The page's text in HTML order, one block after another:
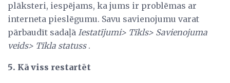
plāksteri, iespējams, ka jums ir problēmas ar
interneta pieslēgumu. Savu savienojumu varat
pārbaudīt sadaļā Iestatījumi> Tīkls> Savienojuma
veids> Tīkla statuss.
5. Kā viss restartēt